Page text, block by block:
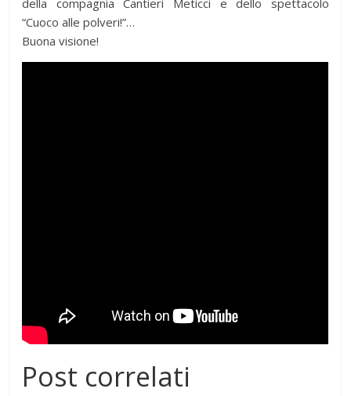
della compagnia Cantieri Meticci e dello spettacolo
“Cuoco alle polveri!”…
Buona visione!
Post correlati